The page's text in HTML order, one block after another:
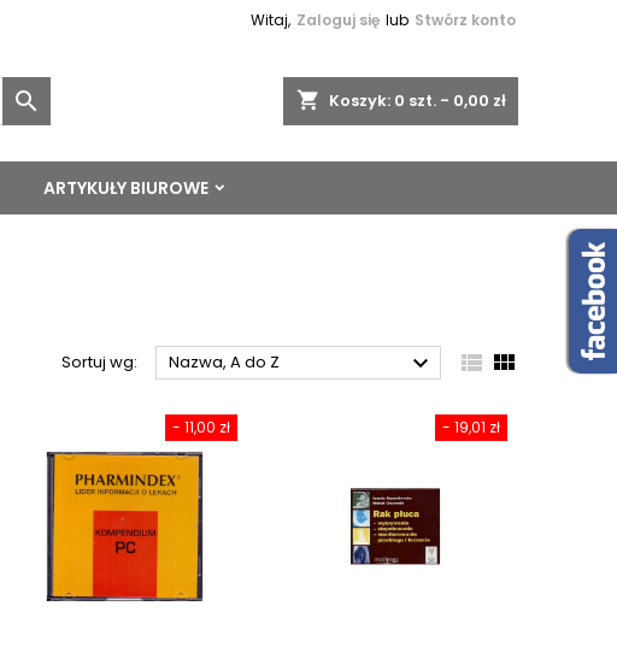
Witaj, Zaloguj się lub Stwórz konto
shopping_cart Koszyk: 0 szt. - 0,00 zł

ARTYKUŁY BIUROWE
Sortuj wg: Nazwa, A do Z   
- 11,00 zł - 19,01 zł